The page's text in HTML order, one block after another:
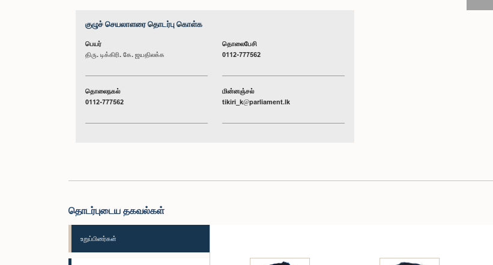
குழுச் செயலாளரை தொடர்பு கொள்க
பெயர்
திரு. டிக்கிரி. கே. ஜயதிலக்க
தொலைபேசி
0112-777562
தொலைநகல்
0112-777562
மின்னஞ்சல்
tikiri_k@parliament.lk
தொடர்புடைய தகவல்கள்
உறுப்பினர்கள்